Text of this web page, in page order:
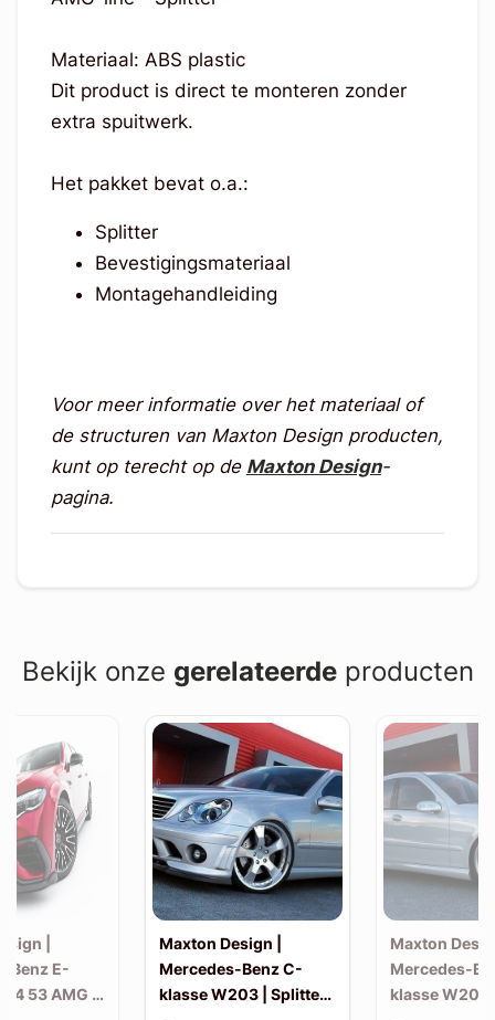
Materiaal: ABS plastic
Dit product is direct te monteren zonder
extra spuitwerk.
Het pakket bevat o.a.:
Splitter
Bevestigingsmateriaal
Montagehandleiding
Voor meer informatie over het materiaal of
de structuren van Maxton Design producten,
kunt op terecht op de Maxton Design-
pagina.
Bekijk onze gerelateerdeproducten
|
Benz E-
53 AMG |
Maxton Design |
Mercedes-Benz C-
klasse W203 | Splitter
Maxton
Mercedes-
klasse W203